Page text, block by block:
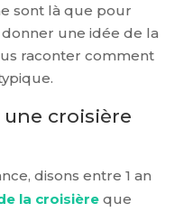
sont là que pour
donner une idée de la
raconter comment
croisière
disons entre 1 an
la croisièreque